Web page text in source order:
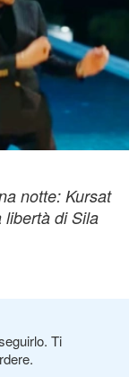
notte: Kursat
libertà di Sila
Ti